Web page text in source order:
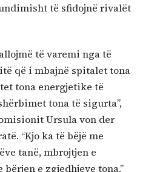
të sfidojnë rivalët
të varemi nga të
që i mbajnë spitalet tona
tona energjetike të
tona të sigurta”,
Ursula von der
“Kjo ka të bëjë me
tanë, mbrojtjen e
e zgjedhjeve tona.”